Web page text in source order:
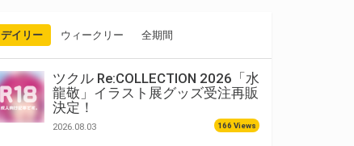
デイリー ウィークリー 全期間
ツクル Re:COLLECTION 2026「水
龍敬」イラスト展グッズ受注再販
決定！
2026.08.03 166 Views